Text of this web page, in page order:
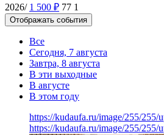
2026/ 1 500 ₽ 77 1
Отображать события
Все
Сегодня, 7 августа
Завтра, 8 августа
В эти выходные
В августе
В этом году
https://kudaufa.ru/image/255/255/
https://kudaufa.ru/image/255/255/